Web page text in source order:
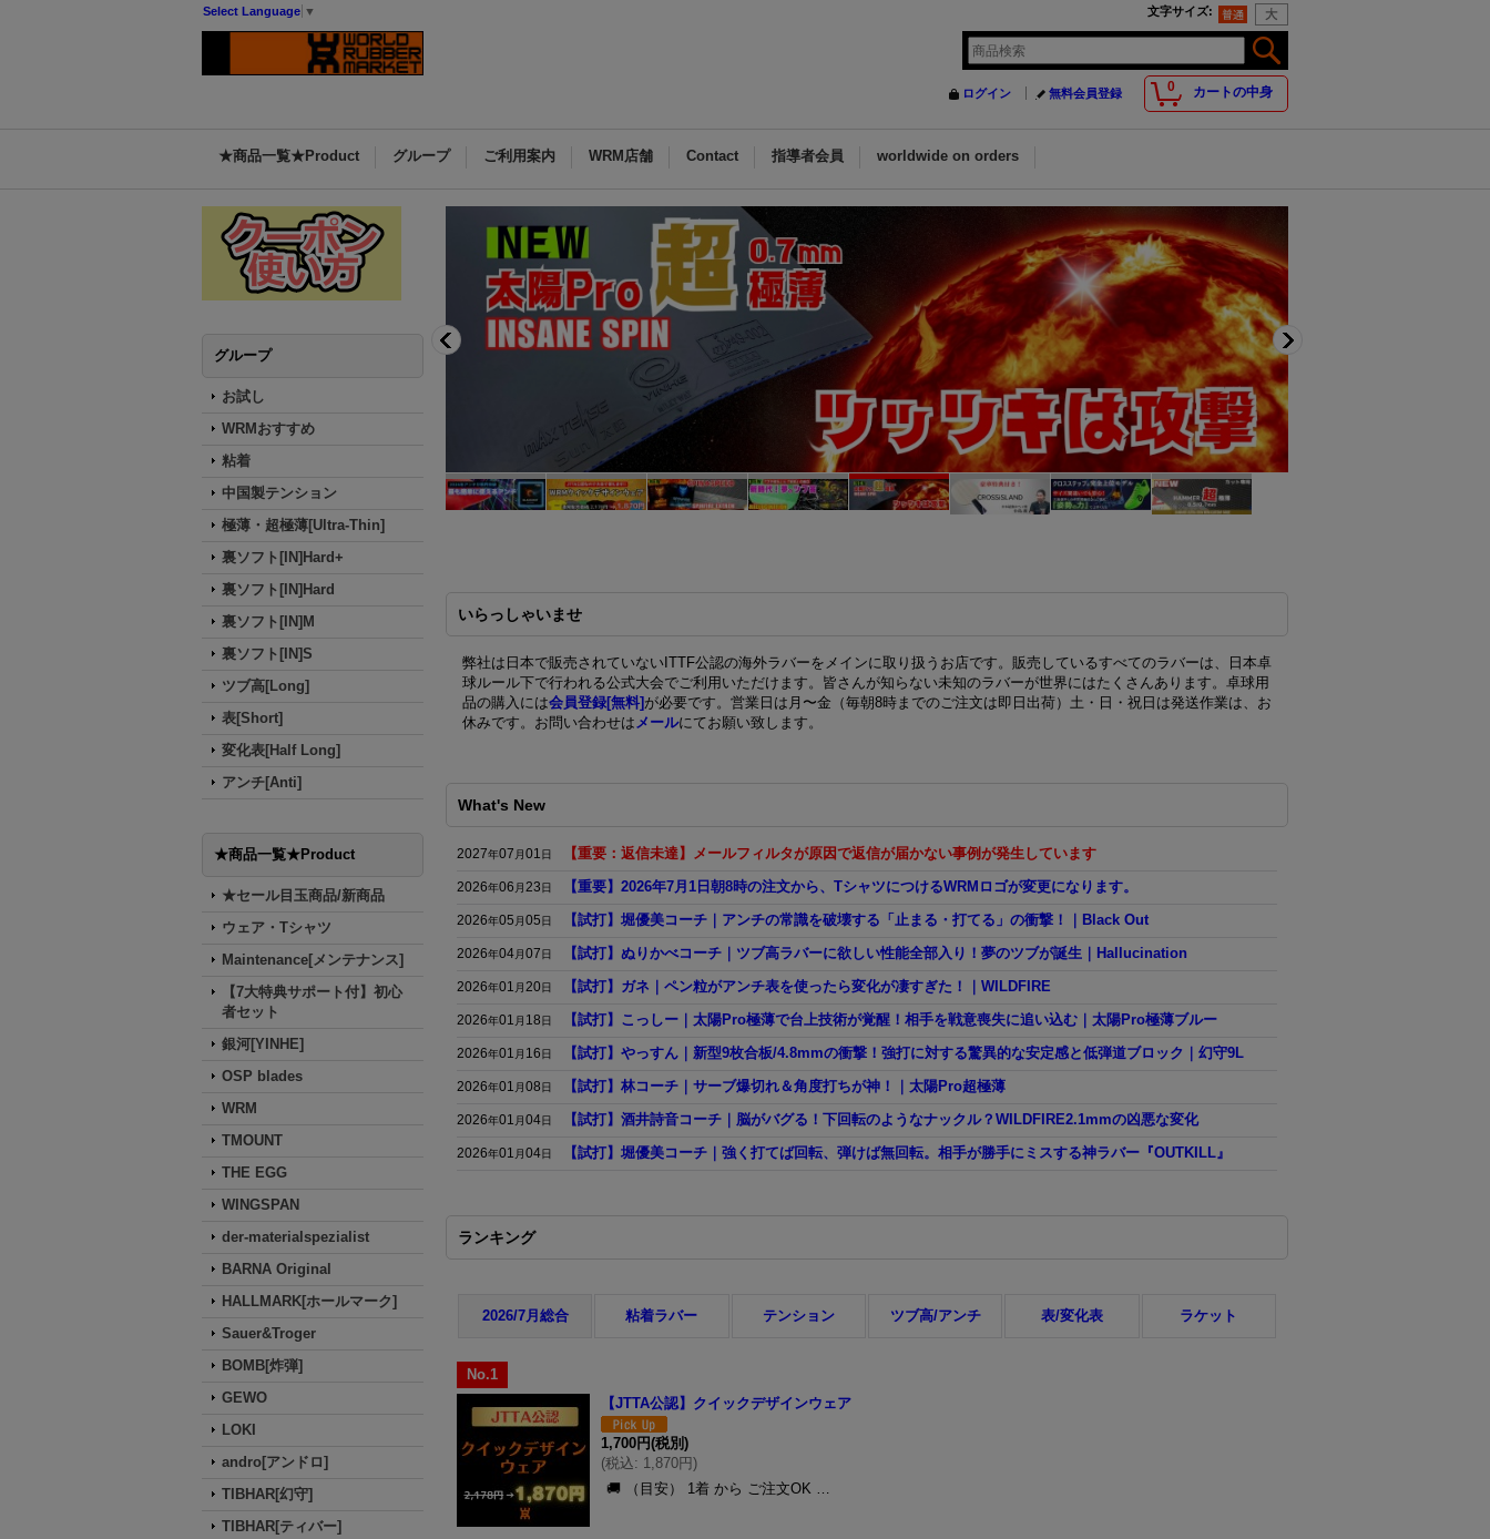
Select Language ▼ 文字サイズ:
0 カートの中身
ログイン 無料会員登録
★商品一覧★Product グループ ご利用案内 WRM店舗 Contact 指導者会員 worldwide on orders
グループ
お試し
WRMおすすめ
粘着
中国製テンション
極薄・超極薄[Ultra-Thin]
裏ソフト[IN]Hard+
裏ソフト[IN]Hard
裏ソフト[IN]M
裏ソフト[IN]S
ツブ高[Long]
表[Short]
変化表[Half Long]
アンチ[Anti]
★商品一覧★Product
★セール目玉商品/新商品
ウェア・Tシャツ
Maintenance[メンテナンス]
【7大特典サポート付】初心
者セット
銀河[YINHE]
OSP blades
WRM
TMOUNT
THE EGG
WINGSPAN
der-materialspezialist
BARNA Original
HALLMARK[ホールマーク]
Sauer&Troger
BOMB[炸弾]
GEWO
LOKI
andro[アンドロ]
TIBHAR[幻守]
TIBHAR[ティバー]
いらっしゃいませ
弊社は日本で販売されていないITTF公認の海外ラバーをメインに取り扱うお店です。販売しているすべてのラバーは、日本卓
球ルール下で行われる公式大会でご利用いただけます。皆さんが知らない未知のラバーが世界にはたくさんあります。卓球用
品の購入には会員登録[無料] が必要です。営業日は月〜金（毎朝8時までのご注文は即日出荷）土・日・祝日は発送作業は、お
休みです。お問い合わせはメールにてお願い致します。
What's New
2027年07 月 01 日 【重要：返信未達】メールフィルタが原因で返信が届かない事例が発生しています
2026年06 月 23 日 【重要】2026年7月1日朝8時の注文から、TシャツにつけるWRMロゴが変更になります。
2026年05 月 05 日 【試打】堀優美コーチ｜アンチの常識を破壊する「止まる・打てる」の衝撃！｜Black Out
2026年04月 07 日 【試打】ぬりかべコーチ｜ツブ高ラバーに欲しい性能全部入り！夢のツブが誕生｜Hallucination
2026年01 月 20日 【試打】ガネ｜ペン粒がアンチ表を使ったら変化が凄すぎた！｜WILDFIRE
2026年01 月 18 日 【試打】こっしー｜太陽Pro極薄で台上技術が覚醒！相手を戦意喪失に追い込む｜太陽Pro極薄ブルー
2026年01 月 16 日 【試打】やっすん｜新型9枚合板/4.8mmの衝撃！強打に対する驚異的な安定感と低弾道ブロック｜幻守9L
2026年01 月 08 日 【試打】林コーチ｜サーブ爆切れ＆角度打ちが神！｜太陽Pro超極薄
2026年01 月 04日 【試打】酒井詩音コーチ｜脳がバグる！下回転のようなナックル？WILDFIRE2.1mmの凶悪な変化
2026年01 月 04日 【試打】堀優美コーチ｜強く打てば回転、弾けば無回転。相手が勝手にミスする神ラバー『OUTKILL』
ランキング
2026/7月総合 粘着ラバー テンション ツブ高/アンチ 表/変化表 ラケット
No.1
【JTTA公認】クイックデザインウェア
1,700円(税別)
(税込: 1,870円)
🚚 （目安） 1着 から ご注文OK …